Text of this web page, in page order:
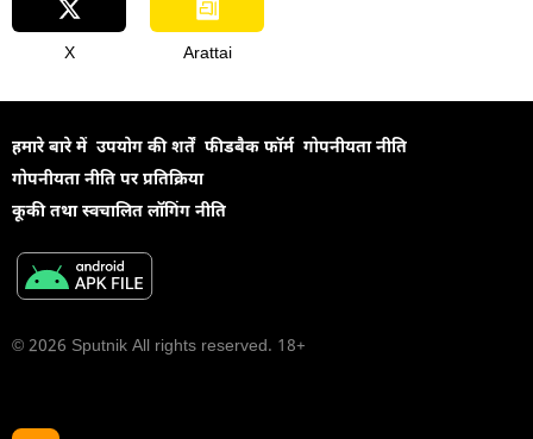
X Arattai
हमारे बारे में उपयोग की शर्तें फीडबैक फॉर्म गोपनीयता नीति
गोपनीयता नीति पर प्रतिक्रिया
कूकी तथा स्वचालित लॉगिंग नीति
© 2026 Sputnik All rights reserved. 18+